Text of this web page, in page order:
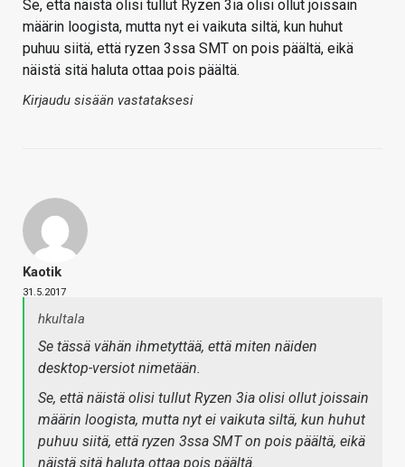
Se, että näistä olisi tullut Ryzen 3ia olisi ollut joissain
määrin loogista, mutta nyt ei vaikuta siltä, kun huhut
puhuu siitä, että ryzen 3ssa SMT on pois päältä, eikä
näistä sitä haluta ottaa pois päältä.
Kirjaudu sisään vastataksesi
Kaotik
31.5.2017
hkultala
Se tässä vähän ihmetyttää, että miten näiden
desktop-versiot nimetään.
Se, että näistä olisi tullut Ryzen 3ia olisi ollut joissain
määrin loogista, mutta nyt ei vaikuta siltä, kun huhut
puhuu siitä, että ryzen 3ssa SMT on pois päältä, eikä
näistä sitä haluta ottaa pois päältä.